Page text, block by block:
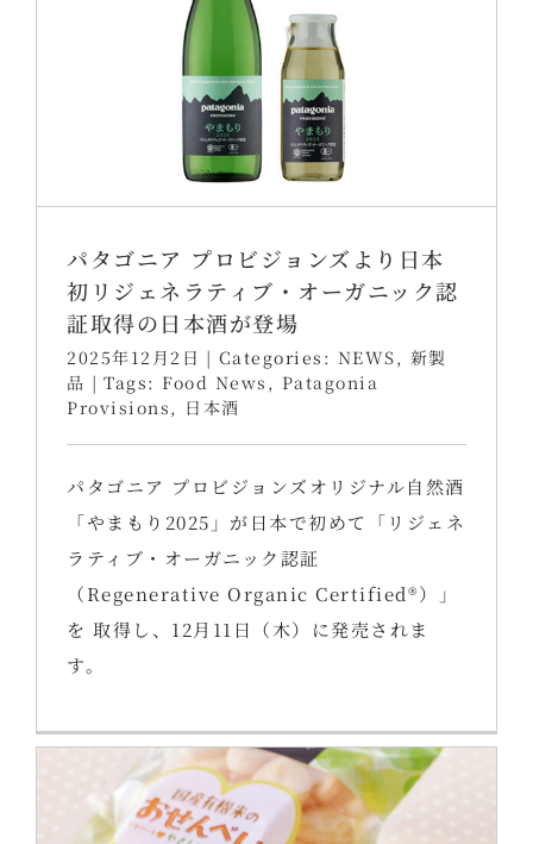
パタゴニア プロビジョンズより日本
初リジェネラティブ・オーガニック認
証取得の日本酒が登場
2025年12月2日 | Categories: NEWS , 新製
品 | Tags: Food News , Patagonia
Provisions , 日本酒
パタゴニア プロビジョンズオリジナル自然酒
「やまもり2025」が日本で初めて「リジェネ
ラティブ・オーガニック認証
（Regenerative Organic Certified®）」
を 取得し、12月11日（木）に発売されま
す。